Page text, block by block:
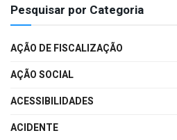
Pesquisar por Categoria
AÇÃO DE FISCALIZAÇÃO
AÇÃO SOCIAL
ACESSIBILIDADES
ACIDENTE